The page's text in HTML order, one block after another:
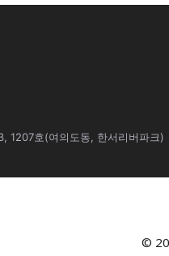
1207호(여의도동, 한서리버파크)
©